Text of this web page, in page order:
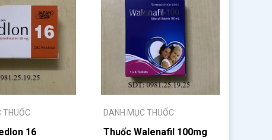
THUỐC
16
DANH MỤC THUỐC
Thuốc Walenafil 100mg